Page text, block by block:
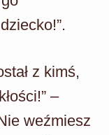
z kimś,
–
weźmiesz